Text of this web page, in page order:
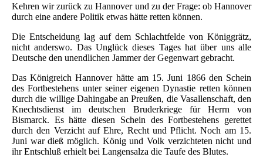
Kehren wir zurück zu Hannover und zu der Frage: ob Hannover
durch eine andere Politik etwas hätte retten können.
Die Entscheidung lag auf dem Schlachtfelde von Königgrätz,
nicht anderswo. Das Unglück dieses Tages hat über uns alle
Deutsche den unendlichen Jammer der Gegenwart gebracht.
Das Königreich Hannover hätte am 15. Juni 1866 den Schein
des Fortbestehens unter seiner eigenen Dynastie retten können
durch die willige Dahingabe an Preußen, die Vasallenschaft, den
Knechtsdienst im deutschen Bruderkriege für Herrn von
Bismarck. Es hätte diesen Schein des Fortbestehens gerettet
durch den Verzicht auf Ehre, Recht und Pflicht. Noch am 15.
Juni war dieß möglich. König und Volk verzichteten nicht und
ihr Entschluß erhielt bei Langensalza die Taufe des Blutes.